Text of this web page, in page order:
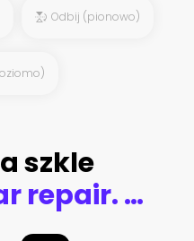
Odbij (pionowo)
szkle
Electric guitar repair. Vintage electric guitar on a guitar repair work shop. Single cutaway solid body guitar, gold color. shallow depth of view, intentionally shot with low key shadows.